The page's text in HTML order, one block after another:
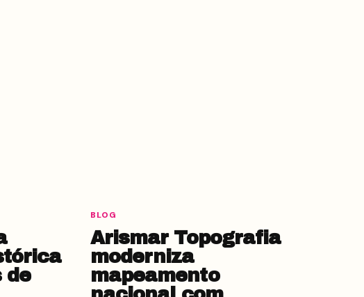
de
BLOG
Arismar Topografia
moderniza
mapeamento